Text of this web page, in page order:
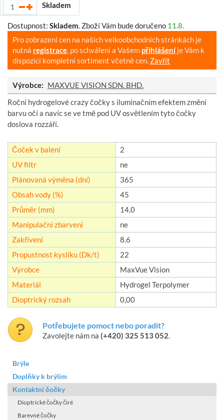
Skladem
Dostupnost: Skladem. Zboží Vám bude doručeno 11.8.
Pro zobrazení cen na našich velkoobchodních stránkách je
nutná registrace, po schválení a Vašem přihlášeníje Vám k
dispozici kompletní sortiment včetně cen. Zavřít
Výrobce: MAXVUE VISION SDN. BHD.
Roční hydrogelové crazy čočky s iluminačním efektem změní
barvu očí a navíc se ve tmě pod UV osvětlením tyto čočky
doslova rozzáří.
Čoček v balení
2
UV filtr
ne
Plánovaná výměna (dní)
365
Obsah vody (%)
45
Průměr (mm)
14,0
Manipulační zbarvení
ne
Zakřivení
8.6
Propustnost kyslíku (Dk/t)
22
Výrobce
MaxVue Vision
Materiál
Hydrogel Terpolymer
Dioptrický rozsah
0,00
Potřebujete pomoct nebo poradit?
Zavolejte nám na (+420) 325 513 052.
Brýle
Doplňky k brýlím
Kontaktní čočky
Dioptrické čočky čiré
Barevné čočky